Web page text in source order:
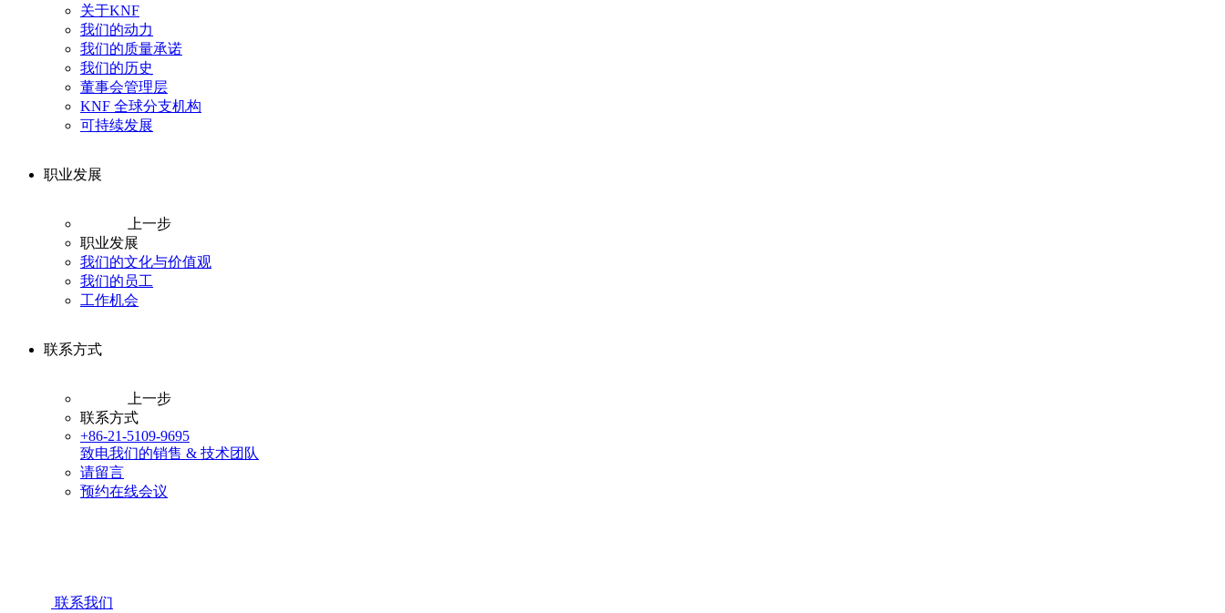
关于KNF
我们的动力
我们的质量承诺
我们的历史
董事会管理层
KNF 全球分支机构
可持续发展
职业发展
上一步
职业发展
我们的文化与价值观
我们的员工
工作机会
联系方式
上一步
联系方式
+86-21-5109-9695
致电我们的销售 & 技术团队
请留言
预约在线会议
联系我们